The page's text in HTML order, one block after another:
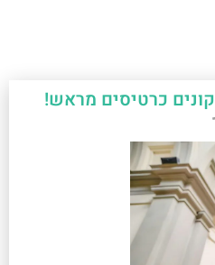
קונים כרטיסים מראש!